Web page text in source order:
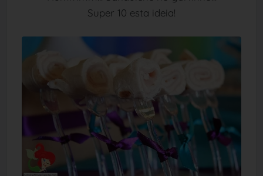
Super 10 esta ideia!